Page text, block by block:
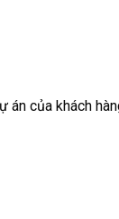
án của khách